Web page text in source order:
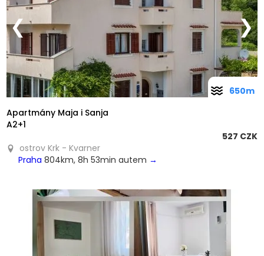
❮ ❯
Apartmány Maja i Sanja
A2+1
527 CZK
ostrov Krk - Kvarner
Praha 804km, 8h 53min autem →
650m